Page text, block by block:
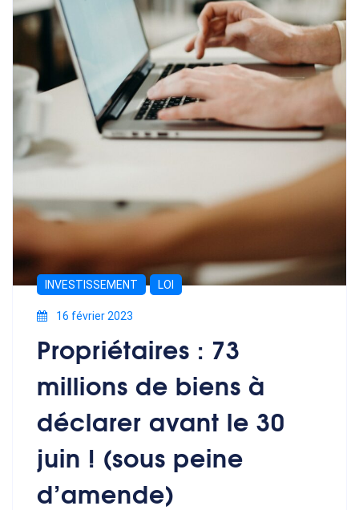
INVESTISSEMENT LOI
16 février 2023
Propriétaires : 73
millions de biens à
déclarer avant le 30
juin ! (sous peine
d’amende)